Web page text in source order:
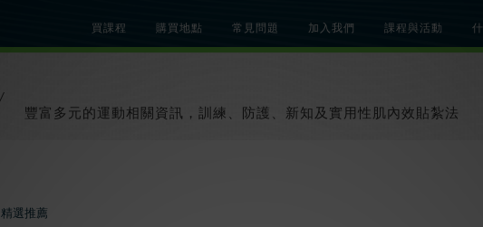
買課程 購買地點 常見問題 加入我們
課程與活動
豐富多元的運動相關資訊，訓練、防護、新知及實用性肌內效貼紮法
精選推薦